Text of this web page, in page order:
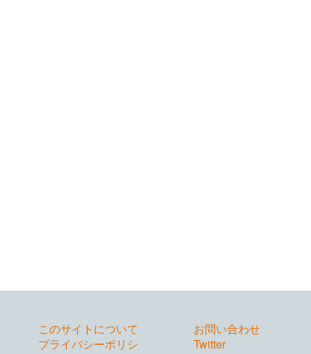
このサイトについて
プライバシーポリシ
お問い合わせ
Twitter